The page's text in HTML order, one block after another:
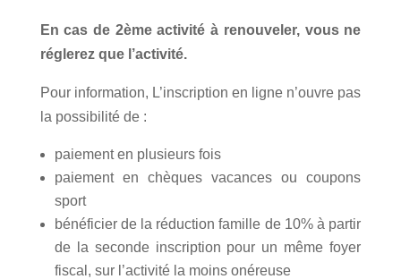
En cas de 2ème activité à renouveler, vous ne
réglerez que l’activité.
Pour information, L’inscription en ligne n’ouvre pas
la possibilité de :
paiement en plusieurs fois
paiement en chèques vacances ou coupons
sport
bénéficier de la réduction famille de 10% à partir
de la seconde inscription pour un même foyer
fiscal, sur l’activité la moins onéreuse